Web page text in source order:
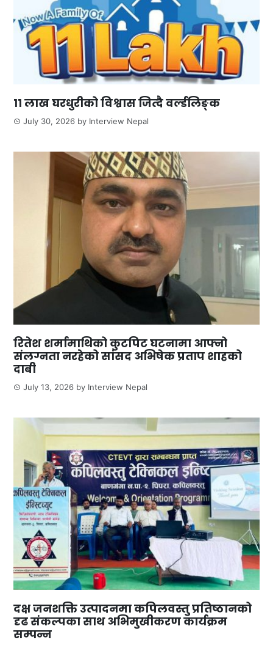
११ लाख घरधुरीको विश्वास जित्दै वर्ल्डलिङ्क
July 30, 2026 by Interview Nepal
रितेश शर्मामाथिको कुटपिट घटनामा आफ्नो
संलग्नता नरहेको सांसद अभिषेक प्रताप शाहको
दाबी
July 13, 2026 by Interview Nepal
दक्ष जनशक्ति उत्पादनमा कपिलवस्तु प्रतिष्ठानको
दृढ संकल्पका साथ अभिमुखीकरण कार्यक्रम
सम्पन्न